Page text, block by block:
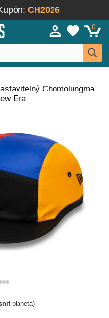
CH2026
0
Chomolungma
Era
planeta)